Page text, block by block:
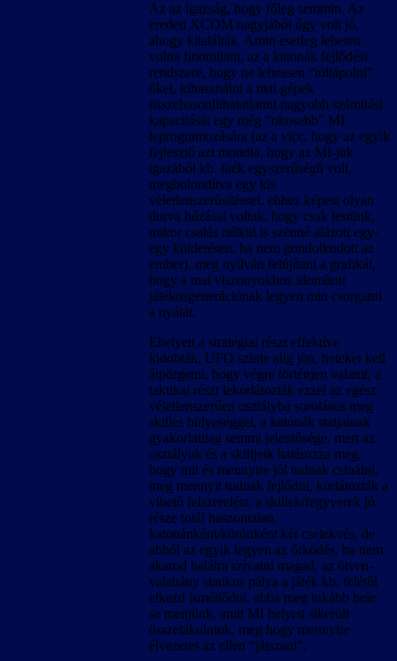
Az az igazság, hogy főleg semmin. Az
eredeti XCOM nagyjából úgy volt jó,
ahogy kitalálták. Amin esetleg lehetett
volna finomítani, az a katonák fejlődési
rendszere, hogy ne lehessen “túltápolni”
őket, kihasználni a mai gépek
összehasonlíthatatlanul nagyobb számítási
kapacitását egy még “okosabb” MI
leprogramozására (az a vicc, hogy az egyik
fejlesztő azt mondta, hogy az MI-jük
igazából kb. faék egyszerűségű volt,
megbolondítva egy kis
véletlenszerűsítéssel, ehhez képest olyan
durva húzásai voltak, hogy csak lestünk,
mikor csalás nélkül is szénné alázott egy-
egy küldetésen, ha nem gondolkodott az
ember), meg nyilván felújítani a grafikát,
hogy a mai viszonyokhoz idomított
játékosgenerációnak legyen min csorgatni
a nyálát.
Ehelyett a stratégiai részt effektíve
kidobták, UFO szinte alig jön, heteket kell
átpörgetni, hogy végre történjen valami, a
taktikai részt lekorlátozták ezzel az egész
véletlenszerűen osztályba sorolásos meg
skilles hülyeséggel, a katonák statjainak
gyakorlatilag semmi jelentősége, mert az
osztályuk és a skilljeik határozza meg,
hogy mit és mennyire jól tudnak csinálni,
meg mennyit tudnak fejlődni, korlátozták a
vihető felszerelést, a skillek/fegyverek jó
része totál haszontalan,
katonánként/körönként két cselekvés, de
abból az egyik legyen az őrködés, ha nem
akarod halálra szívatni magad, az ötven-
valahány statikus pálya a játék kb. felétől
elkezd ismétlődni, abba meg inkább bele
se menjünk, amit MI helyett sikerült
összetákolniuk, meg hogy mennyire
élvezetes az ellen “játszani”.